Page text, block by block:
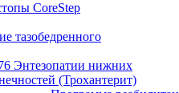
CoreStep
тазобедренного
Энтезопатии нижних
(Трохантерит)